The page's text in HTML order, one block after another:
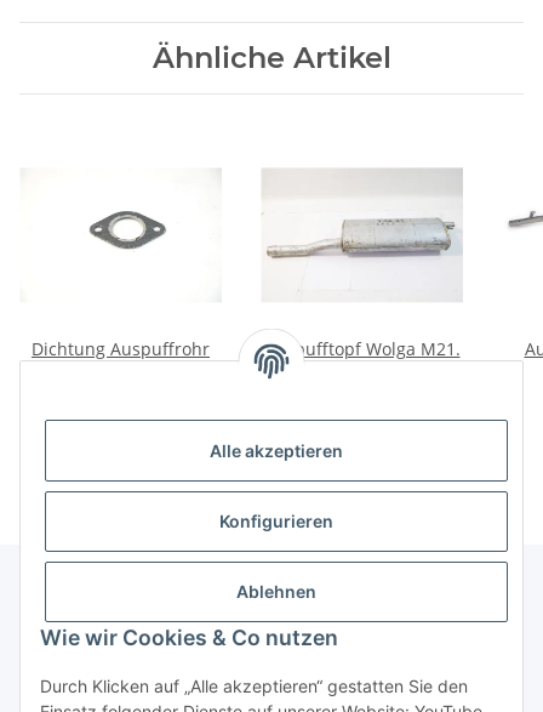
Alle akzeptieren
Konfigurieren
Ablehnen
Wie wir Cookies & Co nutzen
Durch Klicken auf „Alle akzeptieren“ gestatten Sie den
Ähnliche Artikel
Dichtung Auspuffrohr
Auspufftopf Wolga M21.
Original! Doppelwand.
Informationen
Gesetzliche Informationen